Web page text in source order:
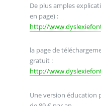
De plus amples
en page) :
http://
la page de
gratuit :
http://
Une version éducation